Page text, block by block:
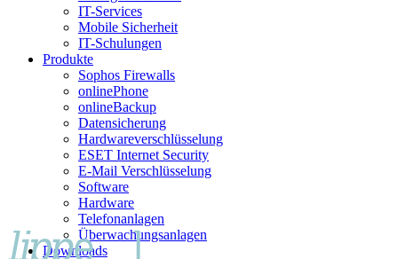
IT-Services
Mobile Sicherheit
IT-Schulungen
Produkte
Sophos Firewalls
onlinePhone
onlineBackup
Datensicherung
Hardwareverschlüsselung
ESET Internet Security
E-Mail Verschlüsselung
Software
Hardware
Telefonanlagen
Überwachungsanlagen
Downloads